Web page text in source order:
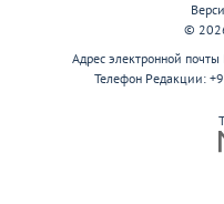
©
Адрес электронной
Телефон Редакции: